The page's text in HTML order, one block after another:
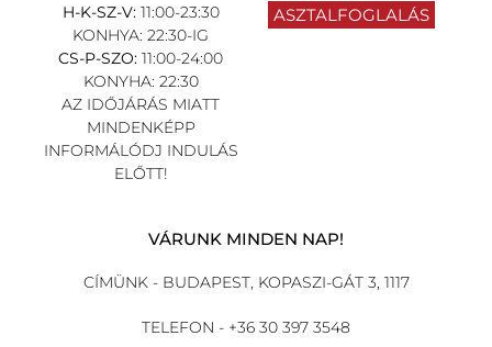
H-K-SZ-V: 11:00-23:30
KONHYA: 22:30-IG
CS-P-SZO: 11:00-24:00
KONYHA: 22:30
AZ IDŐJÁRÁS MIATT
MINDENKÉPP
INFORMÁLÓDJ INDULÁS
ELŐTT!
ASZTALFOGLALÁS
VÁRUNK MINDEN NAP!
CÍMÜNK - BUDAPEST, KOPASZI-GÁT 3, 1117
TELEFON - +36 30 397 3548